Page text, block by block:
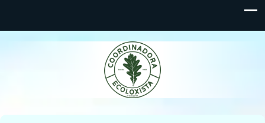
Coordinadora Ecoloxista
d'Asturies